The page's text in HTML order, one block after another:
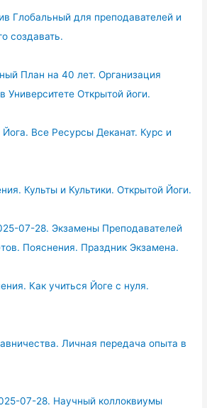
Глобальный для преподавателей и
создавать.
План на 40 лет. Организация
Университете Открытой йоги.
Все Ресурсы Деканат. Курс и
Культы и Культики. Открытой Йоги.
07-28. Экзамены Преподавателей
Пояснения. Праздник Экзамена.
Как учиться Йоге с нуля.
Личная передача опыта в
07-28. Научный коллоквиумы